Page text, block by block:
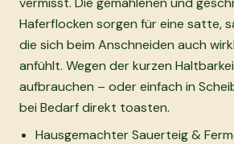
Haferflocken sorgen für eine satte,
die sich beim Anschneiden auch
anfühlt. Wegen der kurzen
aufbrauchen – oder einfach in
bei Bedarf direkt toasten.
Hausgemachter Sauerteig &